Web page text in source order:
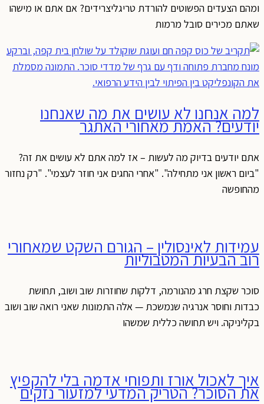
ומהם הצעדים הפשוטים להורדת טריגליצרידים? אם אתם או מישהו
שאתם מכירים סובל מרמות
למה אנחנו לא עושים את מה שאנחנו
יודעים? האמת מאחורי האתגר
אתם יודעים בדיוק מה לעשות – אז למה אתם לא עושים את זה?
"ביום ראשון אני מתחילה". "אחרי החגים אני חוזר לעצמי". "רק נחזור
מהחופשה
עמידות לאינסולין – הגורם השקט שמאחורי
רוב הבעיות המטבוליות
סוכר שקצת חרג מהנורמה, דלקות שחוזרות שוב ושוב, תחושת
כבדות וחוסר אנרגיה שנמשכת — אלה התמונות שאני רואה שוב ושוב
בקליניקה. ויש תחושה כללית שמשהו
איך לאכול אורז ותפוחי אדמה בלי להקפיץ
את הסוכר? הטריק המדעי למזעור נזקים